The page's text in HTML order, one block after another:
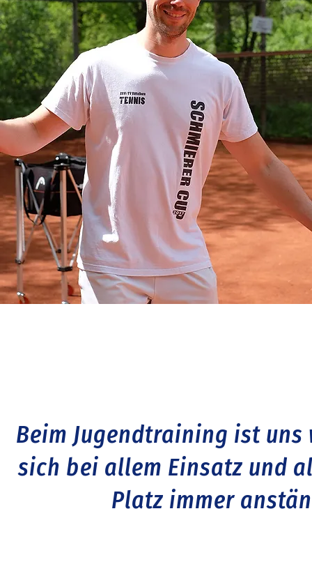
Beim Jugendtraining ist
sich bei allem Einsatz und
Platz immer